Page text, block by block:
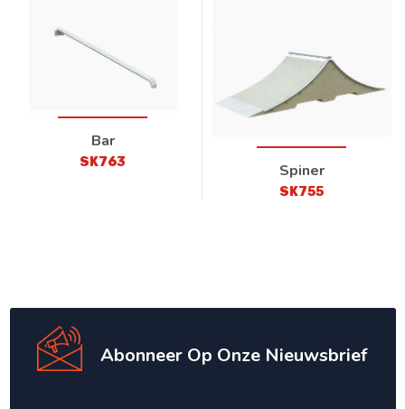
Bar
SK763 Spiner
SK755
Abonneer Op Onze Nieuwsbrief